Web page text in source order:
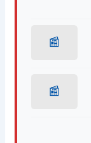
📰
📰